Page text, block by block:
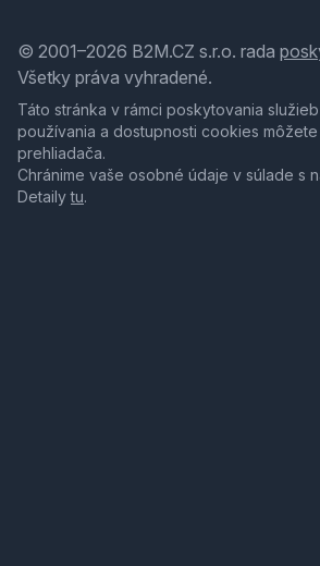
© 2001–2026 B2M.CZ s.r.o. rada
Všetky práva vyhradené.
Táto stránka v rámci poskytovania
používania a dostupnosti cookies
prehliadača.
Chránime vaše osobné údaje v súlade s
Detailytu.